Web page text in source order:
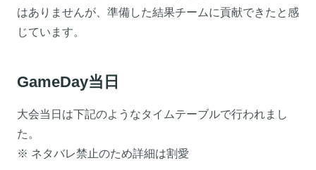
はありませんが、準備した結果チームに貢献できたと感
じています。
GameDay当日
大会当日は下記のようなタイムテーブルで行われまし
た。
※ ネタバレ禁止のため詳細は割愛